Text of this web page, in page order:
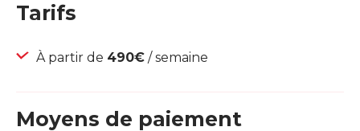
Tarifs
À partir de 490€ / semaine
Moyens de paiement